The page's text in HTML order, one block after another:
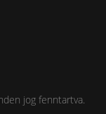
jog fenntartva.